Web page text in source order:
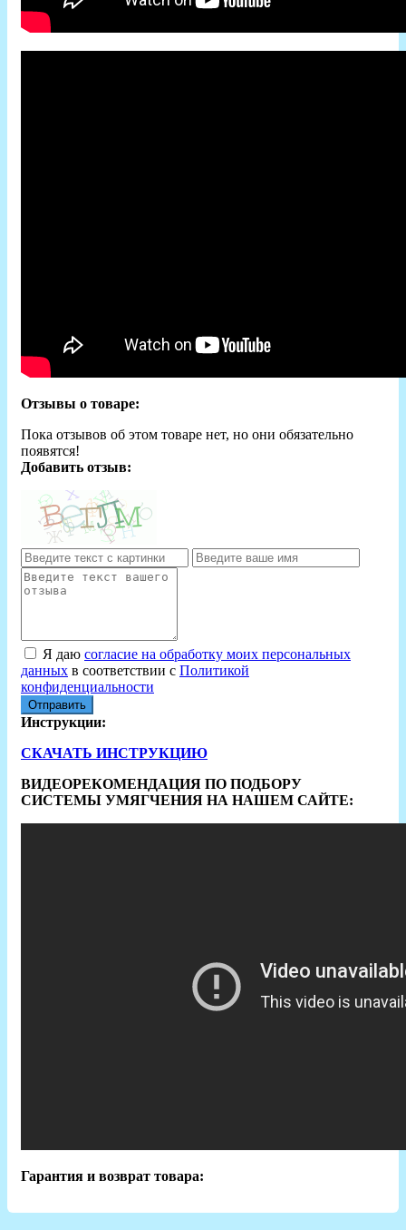
Отзывы о товаре:
Пока отзывов об этом товаре нет, но они обязательно
появятся!
Добавить отзыв:
Я даю согласие на обработку моих персональных
данных в соответствии с Политикой
конфиденциальности
Отправить
Инструкции:
СКАЧАТЬ ИНСТРУКЦИЮ
ВИДЕОРЕКОМЕНДАЦИЯ ПО ПОДБОРУ
СИСТЕМЫ УМЯГЧЕНИЯ НА НАШЕМ САЙТЕ:
Гарантия и возврат товара: